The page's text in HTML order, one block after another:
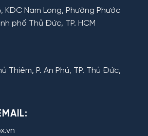
KDC Nam Long, Phường Phước
phố Thủ Đức, TP. HCM
Thiêm, P. An Phú, TP. Thủ Đức,